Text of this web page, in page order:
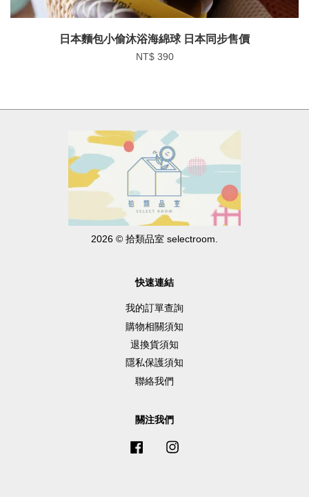
日本麵包小偷沐浴海綿球 日本同步售價
NT$ 390
2026 © 拾類品室 selectroom.
快速連結
我的訂單查詢
購物相關須知
退換貨須知
隱私保護須知
聯絡我們
關注我們
Facebook